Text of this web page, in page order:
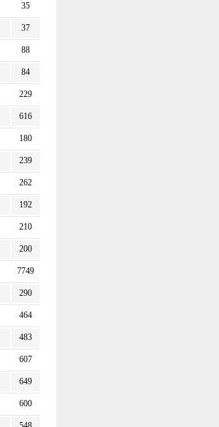
35
37
88
84
229
616
180
239
262
192
210
200
7749
290
464
483
607
649
600